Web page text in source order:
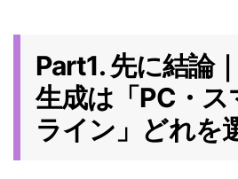
Part1. 先に結論
生成は「PC・ス
ライン」どれを